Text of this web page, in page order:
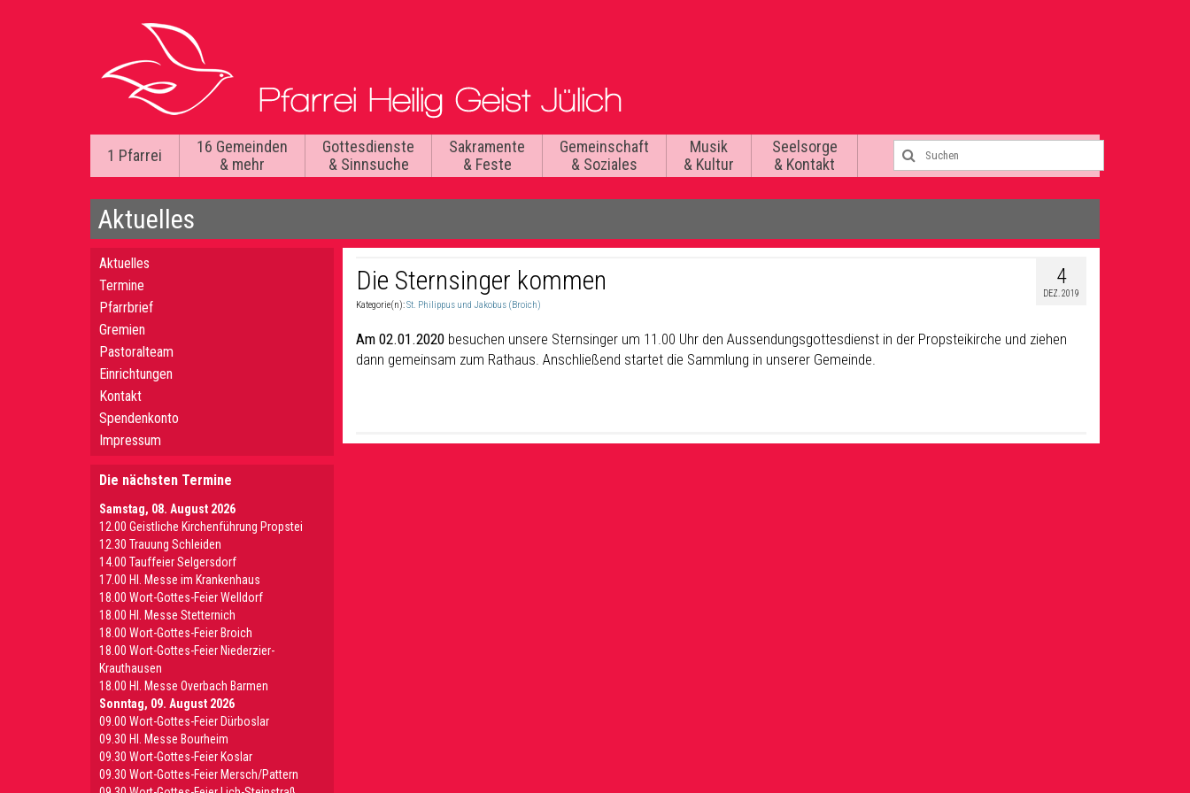
1 Pfarrei
16 Gemeinden
& mehr
Gottesdienste
& Sinnsuche
Sakramente
& Feste
Gemeinschaft
& Soziales
Musik
& Kultur
Seelsorge
& Kontakt
Aktuelles
4
DEZ. 2019
Die Sternsinger kommen
Kategorie(n):St. Philippus und Jakobus (Broich)
Am 02.01.2020 besuchen unsere Sternsinger um 11.00 Uhr den Aussendungsgottesdienst in der Propsteikirche und ziehen
dann gemeinsam zum Rathaus. Anschließend startet die Sammlung in unserer Gemeinde.
Aktuelles
Termine
Pfarrbrief
Gremien
Pastoralteam
Einrichtungen
Kontakt
Spendenkonto
Impressum
Die nächsten Termine
Samstag, 08. August 2026
12.00 Geistliche Kirchenführung Propstei
12.30 Trauung Schleiden
14.00 Tauffeier Selgersdorf
17.00 Hl. Messe im Krankenhaus
18.00 Wort-Gottes-Feier Welldorf
18.00 Hl. Messe Stetternich
18.00 Wort-Gottes-Feier Broich
18.00 Wort-Gottes-Feier Niederzier-
Krauthausen
18.00 Hl. Messe Overbach Barmen
Sonntag, 09. August 2026
09.00 Wort-Gottes-Feier Dürboslar
09.30 HI. Messe Bourheim
09.30 Wort-Gottes-Feier Koslar
09.30 Wort-Gottes-Feier Mersch/Pattern